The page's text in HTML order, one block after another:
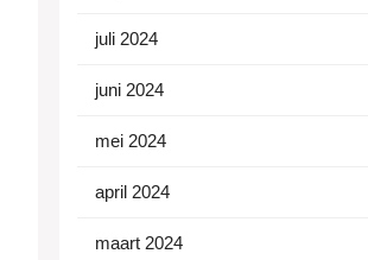
juli 2024
juni 2024
mei 2024
april 2024
maart 2024